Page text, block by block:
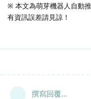
※ 本文為萌芽機器人自動
有資訊誤差請見諒！
撰寫回覆...